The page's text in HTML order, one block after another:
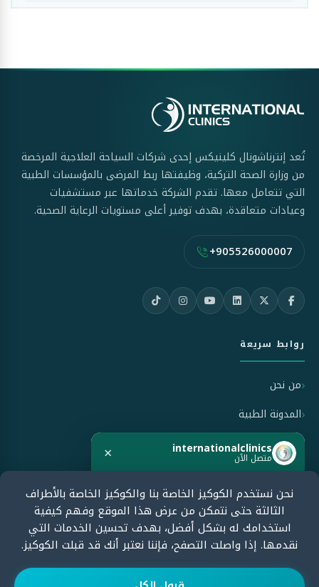
internationalclinics
متصل الآن ×
هل تحتاج مساعدة؟
ابدأ الدردشة الآن وسنرد بسرعة.
تُعد إنترناشونال كلينيكس إحدى شركات السياحة العلاجية المرخصة
من وزارة الصحة التركية، وظيفتها ربط المرضى بالمؤسسات الطبية
التي تتعامل معها. تقدم الشركة خدماتها عبر مستشفيات
وعيادات متعاقدة، بهدف توفير أعلى مستويات الرعاية الصحية.
+905526000007
روابط سريعة
من نحن
المدونة الطبية
سياسة الاستخدام
سياسة الخصوصية
سياسة الإلغاء والاسترداد
معتمدون من قبل
نحن نستخدم الكوكيز الخاصة بنا والكوكيز الخاصة بالأطراف
الثالثة حتى نتمكن من عرض هذا الموقع وفهم كيفية
استخدامك له بشكل أفضل، بهدف تحسين الخدمات التي
نقدمها. إذا واصلت التصفح، فإننا نعتبر أنك قد قبلت الكوكيز.